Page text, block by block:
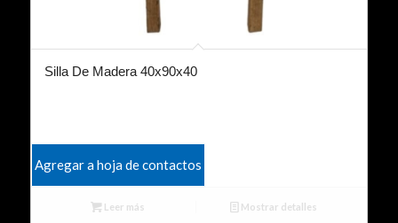
Silla De Madera 40x90x40
Agregar a hoja de contactos
Leer más Mostrar detalles